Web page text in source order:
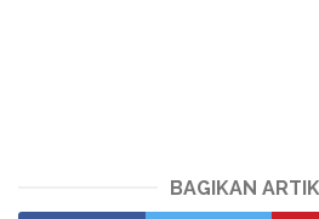
BAGIKAN